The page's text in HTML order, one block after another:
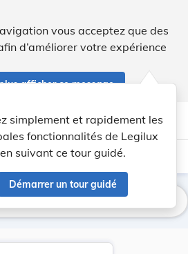
vous acceptez que des
d’améliorer votre expérience
afficher ce message
account_circle help Aide
simplement et rapidement les
fonctionnalités de Legilux
en suivant ce tour guidé.
Démarrer un tour guidé
light_mode dark_mode